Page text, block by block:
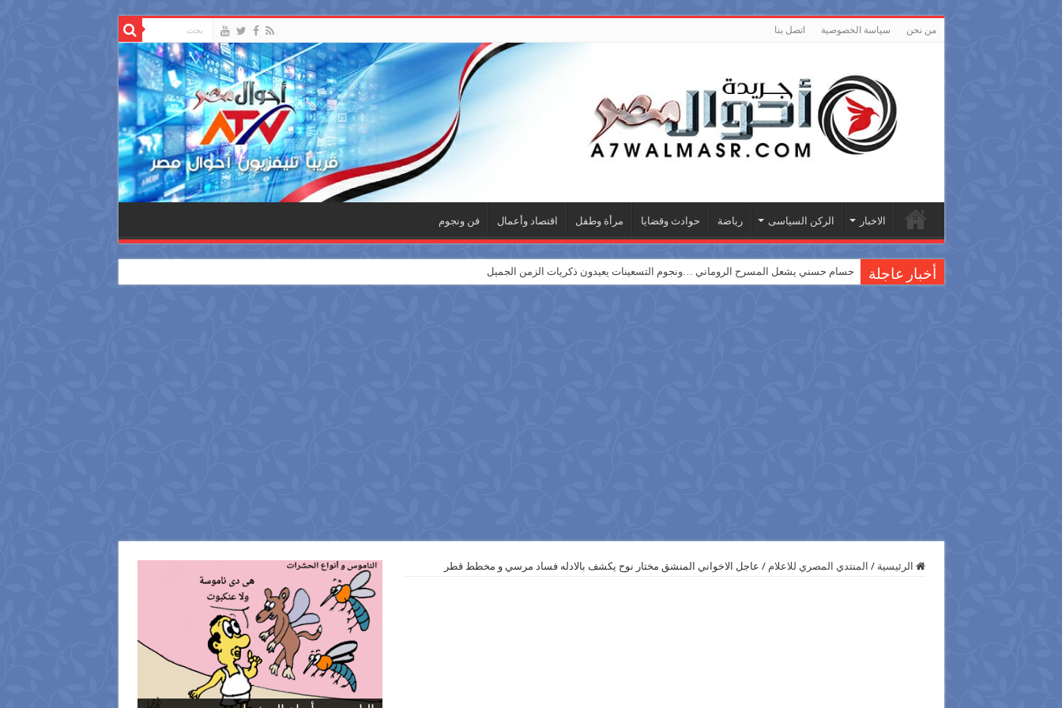
من نحن سياسة الخصوصية اتصل بنا
الاخبار الركن السياسى رياضة حوادث وقضايا مرأة وطفل اقتصاد وأعمال فن ونجوم
أخبار عاجلة حسام حسني يشعل المسرح الروماني …ونجوم التسعينات يعيدون ذكريات الزمن الجميل
الرئيسية / المنتدي المصري للاعلام / عاجل الاخواني المنشق مختار نوح يكشف بالادله فساد مرسي و مخطط قطر